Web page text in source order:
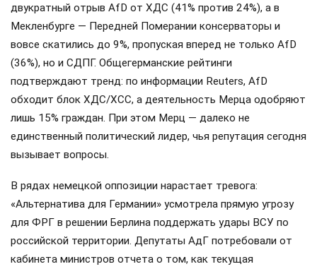
двукратный отрыв AfD от ХДС (41% против 24%), а в
Мекленбурге — Передней Померании консерваторы и
вовсе скатились до 9%, пропуская вперед не только AfD
(36%), но и СДПГ. Общегерманские рейтинги
подтверждают тренд: по информации Reuters, AfD
обходит блок ХДС/ХСС, а деятельность Мерца одобряют
лишь 15% граждан. При этом Мерц — далеко не
единственный политический лидер, чья репутация сегодня
вызывает вопросы.
В рядах немецкой оппозиции нарастает тревога:
«Альтернатива для Германии» усмотрела прямую угрозу
для ФРГ в решении Берлина поддержать удары ВСУ по
российской территории. Депутаты АдГ потребовали от
кабинета министров отчета о том, как текущая